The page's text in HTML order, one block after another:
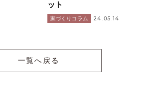
ット
家づくりコラム 24.05.14
一覧へ戻る